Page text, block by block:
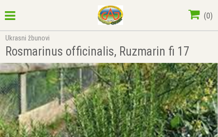
(0)
Ukrasni žbunovi
Rosmarinus officinalis, Ruzmarin fi 17